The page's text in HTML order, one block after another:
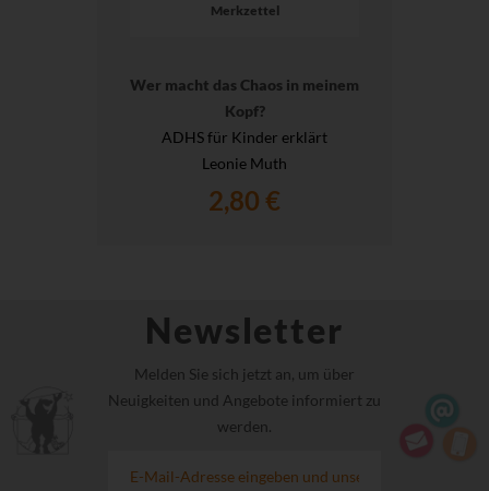
Merkzettel
Wer macht das Chaos in meinem
Kopf?
ADHS für Kinder erklärt
Leonie Muth
2,80 €
Newsletter
Melden Sie sich jetzt an, um über
Neuigkeiten und Angebote informiert zu
werden.